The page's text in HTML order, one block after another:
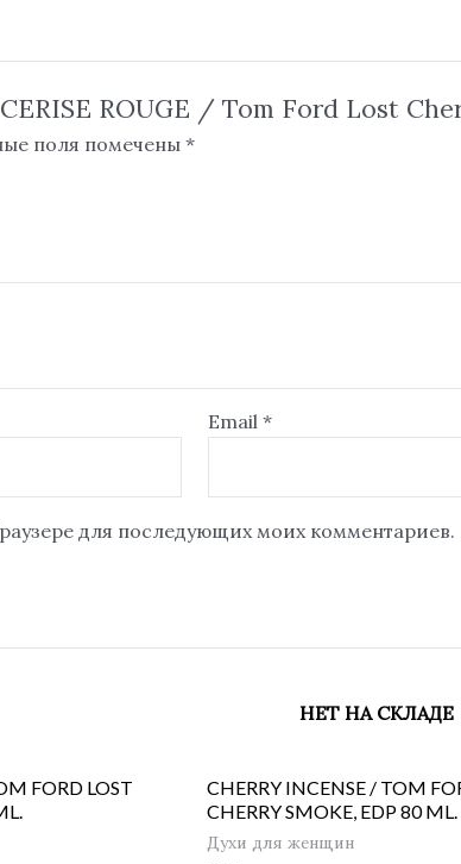
ROUGE / Tom Ford Lost
поля помечены *
Email*
для последующих моих комментариев.
FORD LOST
НЕТ НА СКЛАДЕ
CHERRY INCENSE / TOM
CHERRY SMOKE, EDP 80 ML.
Духи для женщин